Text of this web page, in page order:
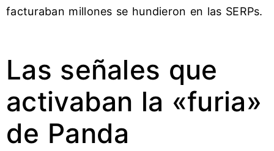
facturaban millones se hundieron en las SERPs.
Las señales que
activaban la «furia»
de Panda